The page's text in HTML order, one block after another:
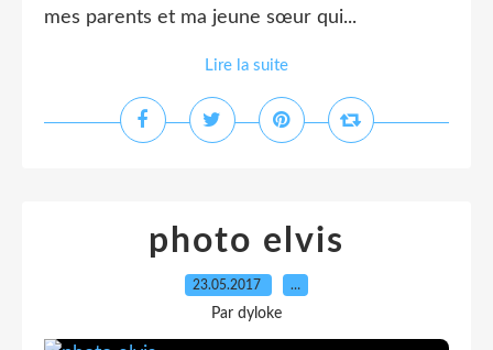
mes parents et ma jeune sœur qui...
Lire la suite
photo elvis
23.05.2017 …
Par dyloke